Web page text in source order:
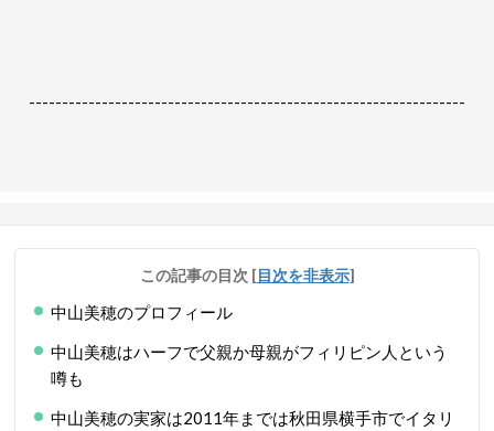
------------------------------------------------------------------
この記事の目次 [目次を非表示]
中山美穂のプロフィール
中山美穂はハーフで父親か母親がフィリピン人という
噂も
中山美穂の実家は2011年までは秋田県横手市でイタリ